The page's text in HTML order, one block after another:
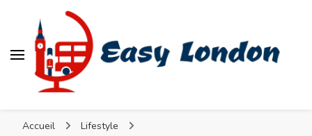
Accueil
Lifestyle